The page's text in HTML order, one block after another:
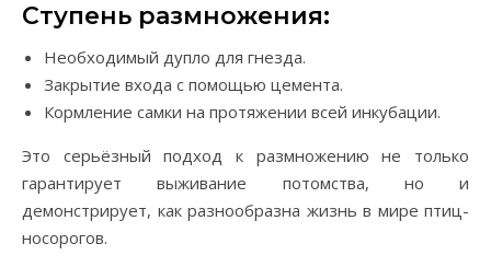
Ступень размножения:
Необходимый дупло для гнезда.
Закрытие входа с помощью цемента.
Кормление самки на протяжении всей инкубации.
Это серьёзный подход к размножению не только
гарантирует выживание потомства, но и
демонстрирует, как разнообразна жизнь в мире птиц-
носорогов.